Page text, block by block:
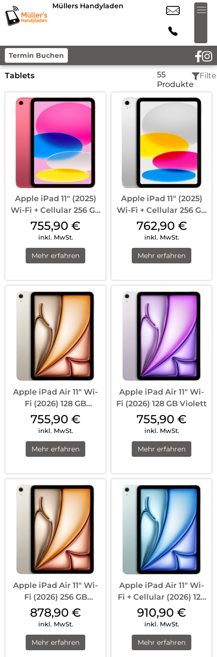
Müllers Handyladen
Termin Buchen
Tablets
55
Produkte
Apple iPad 11″ (2025)
Wi-Fi + Cellular 256 GB
Pink
755,90 €
inkl. MwSt.
Mehr erfahren
Apple iPad 11″ (2025)
Wi-Fi + Cellular 256 GB
Silber
762,90 €
inkl. MwSt.
Mehr erfahren
Apple iPad Air 11″ Wi-
Fi (2026) 128 GB
Polarstern
755,90 €
inkl. MwSt.
Mehr erfahren
Apple iPad Air 11″ Wi-
Fi (2026) 128 GB Violett
755,90 €
inkl. MwSt.
Mehr erfahren
Apple iPad Air 11″ Wi-
Fi (2026) 256 GB
Polarstern
878,90 €
inkl. MwSt.
Mehr erfahren
Apple iPad Air 11″ Wi-
Fi + Cellular (2026) 128
GB Blau
910,90 €
inkl. MwSt.
Mehr erfahren